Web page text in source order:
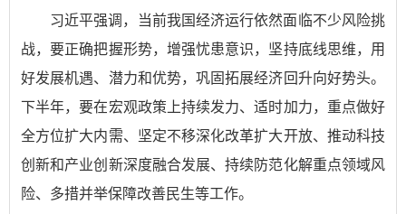
习近平强调，当前我国经济运行依然面临不少风险挑
战，要正确把握形势，增强忧患意识，坚持底线思维，用
好发展机遇、潜力和优势，巩固拓展经济回升向好势头。
下半年，要在宏观政策上持续发力、适时加力，重点做好
全方位扩大内需、坚定不移深化改革扩大开放、推动科技
创新和产业创新深度融合发展、持续防范化解重点领域风
险、多措并举保障改善民生等工作。